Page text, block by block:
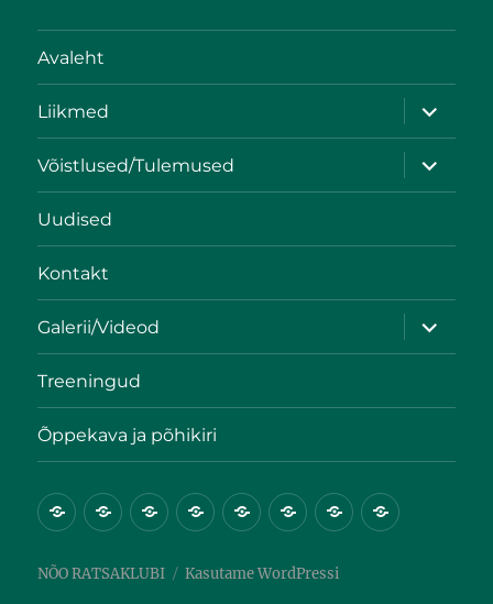
Avaleht
Liikmed
Võistlused/Tulemused
Uudised
Kontakt
Galerii/Videod
Treeningud
Õppekava ja põhikiri
NÕO RATSAKLUBI Kasutame WordPressi